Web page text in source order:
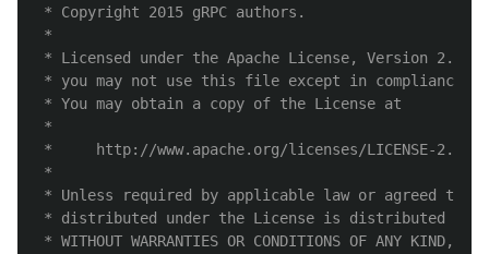
* Copyright 2015 gRPC authors.
*
* Licensed under the Apache License, Version 2.0
* you may not use this file except in compliance
* You may obtain a copy of the License at
*
*     http://www.apache.org/licenses/LICENSE-2.0
*
* Unless required by applicable law or agreed to
* distributed under the License is distributed on
* WITHOUT WARRANTIES OR CONDITIONS OF ANY